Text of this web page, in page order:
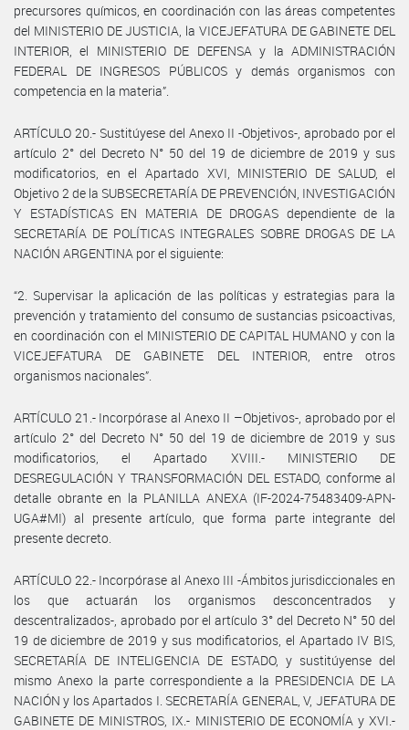
precursores químicos, en coordinación con las áreas competentes
del MINISTERIO DE JUSTICIA, la VICEJEFATURA DE GABINETE DEL
INTERIOR, el MINISTERIO DE DEFENSA y la ADMINISTRACIÓN
FEDERAL DE INGRESOS PÚBLICOS y demás organismos con
competencia en la materia”.
ARTÍCULO 20.- Sustitúyese del Anexo II -Objetivos-, aprobado por el
artículo 2° del Decreto N° 50 del 19 de diciembre de 2019 y sus
modificatorios, en el Apartado XVI, MINISTERIO DE SALUD, el
Objetivo 2 de la SUBSECRETARÍA DE PREVENCIÓN, INVESTIGACIÓN
Y ESTADÍSTICAS EN MATERIA DE DROGAS dependiente de la
SECRETARÍA DE POLÍTICAS INTEGRALES SOBRE DROGAS DE LA
NACIÓN ARGENTINA por el siguiente:
“2. Supervisar la aplicación de las políticas y estrategias para la
prevención y tratamiento del consumo de sustancias psicoactivas,
en coordinación con el MINISTERIO DE CAPITAL HUMANO y con la
VICEJEFATURA DE GABINETE DEL INTERIOR, entre otros
organismos nacionales”.
ARTÍCULO 21.- Incorpórase al Anexo II –Objetivos-, aprobado por el
artículo 2° del Decreto N° 50 del 19 de diciembre de 2019 y sus
modificatorios, el Apartado XVIII.- MINISTERIO DE
DESREGULACIÓN Y TRANSFORMACIÓN DEL ESTADO, conforme al
detalle obrante en la PLANILLA ANEXA (IF-2024-75483409-APN-
UGA#MI) al presente artículo, que forma parte integrante del
presente decreto.
ARTÍCULO 22.- Incorpórase al Anexo III -Ámbitos jurisdiccionales en
los que actuarán los organismos desconcentrados y
descentralizados-, aprobado por el artículo 3° del Decreto N° 50 del
19 de diciembre de 2019 y sus modificatorios, el Apartado IV BIS,
SECRETARÍA DE INTELIGENCIA DE ESTADO, y sustitúyense del
mismo Anexo la parte correspondiente a la PRESIDENCIA DE LA
NACIÓN y los Apartados I. SECRETARÍA GENERAL, V, JEFATURA DE
GABINETE DE MINISTROS, IX.- MINISTERIO DE ECONOMÍA y XVI.-